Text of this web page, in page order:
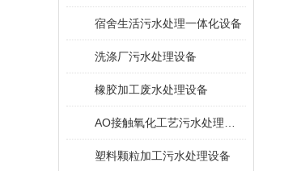
宿舍生活污水处理一体化设备
洗涤厂污水处理设备
橡胶加工废水处理设备
塑料颗粒加工污水处理设备